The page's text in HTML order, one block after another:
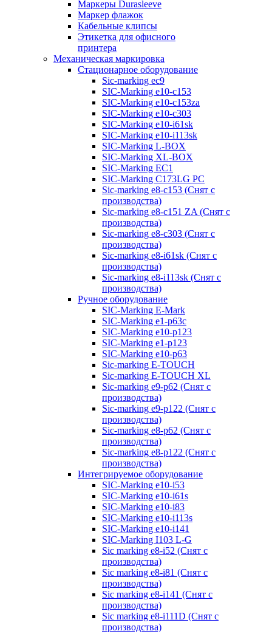
Маркеры Durasleeve
Маркер флажок
Кабельные клипсы
Этикетка для офисного
принтера
Механическая маркировка
Стационарное оборудование
Sic-marking ec9
SIC-Marking e10-c153
SIC-Marking e10-c153za
SIC-Marking e10-c303
SIC-Marking e10-i61sk
SIC-Marking e10-i113sk
SIC-Marking L-BOX
SIC-Marking XL-BOX
SIC-Marking EC1
SIC-Marking C173LG PC
Sic-marking e8-c153 (Снят с
производства)
Sic-marking e8-c151 ZA (Снят с
производства)
Sic-marking e8-c303 (Снят с
производства)
Sic-marking e8-i61sk (Снят с
производства)
Sic-marking e8-i113sk (Снят с
производства)
Ручное оборудование
SIC-Marking E-Mark
SIC-Marking e1-p63с
SIC-Marking e10-p123
SIC-Marking e1-p123
SIC-Marking e10-p63
Sic-marking E-TOUCH
Sic-marking E-TOUCH XL
Sic-marking e9-p62 (Снят с
производства)
Sic-marking e9-p122 (Снят с
производства)
Sic-marking e8-p62 (Снят с
производства)
Sic-marking e8-p122 (Снят с
производства)
Интегрируемое оборудование
SIC-Marking e10-i53
SIC-Marking e10-i61s
SIC-Marking e10-i83
SIC-Marking e10-i113s
SIC-Marking e10-i141
SIC-Marking I103 L-G
Sic marking e8-i52 (Снят с
производства)
Sic marking e8-i81 (Снят с
производства)
Sic marking e8-i141 (Снят с
производства)
Sic marking e8-i111D (Снят с
производства)